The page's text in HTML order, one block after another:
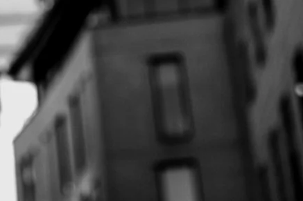
сек.